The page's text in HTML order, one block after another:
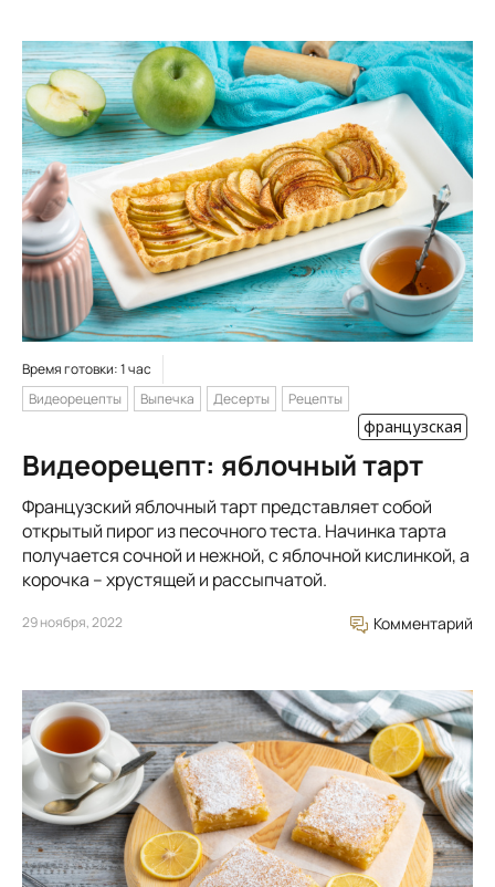
Время готовки: 1 час
Видеорецепты
Выпечка Десерты Рецепты
французская
Видеорецепт: яблочный тарт
Французский яблочный тарт представляет собой
открытый пирог из песочного теста. Начинка тарта
получается сочной и нежной, с яблочной кислинкой, а
корочка – хрустящей и рассыпчатой.
29 ноября, 2022 Комментарий